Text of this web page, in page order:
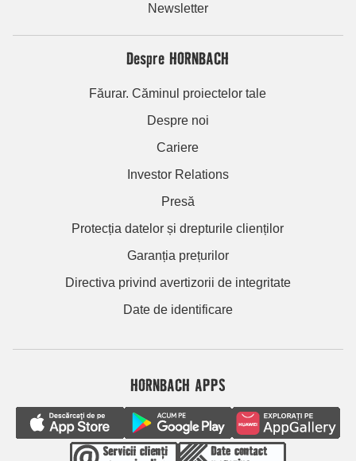
Newsletter
Despre HORNBACH
Făurar. Căminul proiectelor tale
Despre noi
Cariere
Investor Relations
Presă
Protecția datelor și drepturile clienților
Garanția prețurilor
Directiva privind avertizorii de integritate
Date de identificare
HORNBACH APPS